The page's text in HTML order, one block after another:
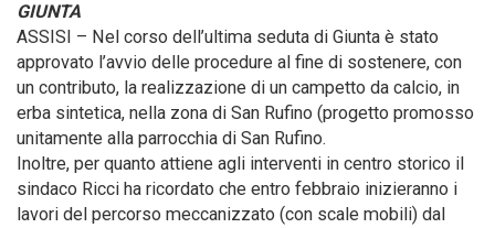
GIUNTA
ASSISI – Nel corso dell’ultima seduta di Giunta è stato
approvato l’avvio delle procedure al fine di sostenere, con
un contributo, la realizzazione di un campetto da calcio, in
erba sintetica, nella zona di San Rufino (progetto promosso
unitamente alla parrocchia di San Rufino.
Inoltre, per quanto attiene agli interventi in centro storico il
sindaco Ricci ha ricordato che entro febbraio inizieranno i
lavori del percorso meccanizzato (con scale mobili) dal